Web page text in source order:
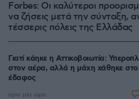
Forbes: Οι καλύτεροι
να ζήσεις μετά την σύνταξη,
τέσσερις πόλεις της Ελλάδας
Γιατί κάηκε η Αττικοβοιωτία:
στον αέρα, αλλά η μάχη χάθηκε στο
έδαφος
πριν μία ώρα